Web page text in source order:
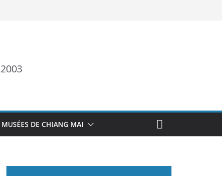
MUSÉES DE CHIANG MAI